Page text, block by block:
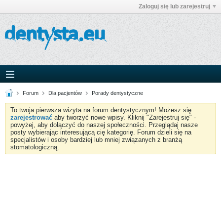
Zaloguj się lub zarejestruj
Forum Dla pacjentów Porady dentystyczne
To twoja pierwsza wizyta na forum dentystycznym! Możesz się
zarejestrować aby tworzyć nowe wpisy. Kliknij "Zarejestruj się" -
powyżej, aby dołączyć do naszej społeczności. Przeglądaj nasze
posty wybierając interesującą cię kategorię. Forum dzieli się na
specjalistów i osoby bardziej lub mniej związanych z branżą
stomatologiczną.